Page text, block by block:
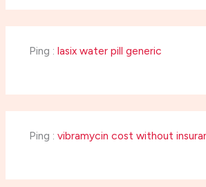
Ping : lasix water pill generic
Ping : vibramycin cost without